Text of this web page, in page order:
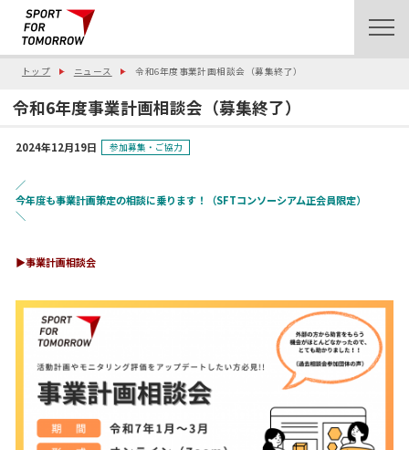
トップ ニュース 令和6年度事業計画相談会（募集終了）
令和6年度事業計画相談会（募集終了）
2024年12月19日 参加募集・ご協力
／
今年度も事業計画策定の相談に乗ります！（SFTコンソーシアム正会員限定）
＼
▶︎事業計画相談会